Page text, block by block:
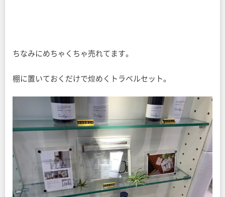
ちなみにめちゃくちゃ売れてます。
棚に置いておくだけで煌めくトラベルセット。